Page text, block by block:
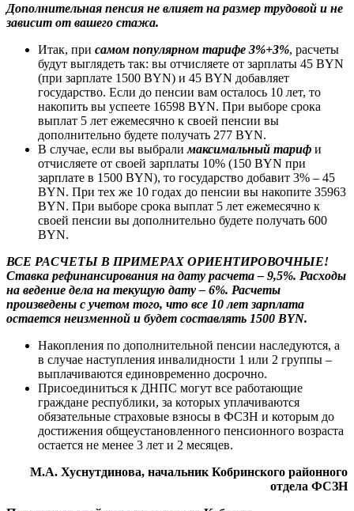
Дополнительная пенсия не влияет на размер трудовой и не
зависит от вашего стажа.
Итак, при самом популярном тарифе 3%+3%, расчеты
будут выглядеть так: вы отчисляете от зарплаты 45 BYN
(при зарплате 1500 BYN) и 45 BYN добавляет
государство. Если до пенсии вам осталось 10 лет, то
накопить вы успеете 16598 BYN. При выборе срока
выплат 5 лет ежемесячно к своей пенсии вы
дополнительно будете получать 277 BYN.
В случае, если вы выбралимаксимальный тариф и
отчисляете от своей зарплаты 10% (150 BYN при
зарплате в 1500 BYN), то государство добавит 3% – 45
BYN. При тех же 10 годах до пенсии вы накопите 35963
BYN. При выборе срока выплат 5 лет ежемесячно к
своей пенсии вы дополнительно будете получать 600
BYN.
ВСЕ РАСЧЕТЫ В ПРИМЕРАХ ОРИЕНТИРОВОЧНЫЕ!
Ставка рефинансирования на дату расчета – 9,5%. Расходы
на ведение дела на текущую дату – 6%. Расчеты
произведены с учетом того, что все 10 лет зарплата
остается неизменной и будет составлять 1500 BYN.
Накопления по дополнительной пенсии наследуются, а
в случае наступления инвалидности 1 или 2 группы –
выплачиваются единовременно досрочно.
Присоединиться к ДНПС могут все работающие
граждане республики, за которых уплачиваются
обязательные страховые взносы в ФСЗН и которым до
достижения общеустановленного пенсионного возраста
остается не менее 3 лет и 2 месяцев.
М.А. Хуснутдинова, начальник Кобринского районного
отдела ФСЗН